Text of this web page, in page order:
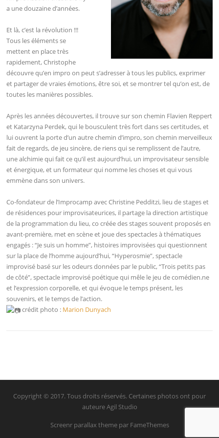
a une douzaine d’années.
Et là, c’est la révolution !!!
Tous les éléments se
mettent en place très
rapidement, Christophe
découvre qu’en impro on peut s’adresser à tous les publics, exprimer
et partager de vraies émotions, être soi, et se montrer tel qu’on est, de
toutes les manières possibles.
Après les années découvertes, il trouve sur son chemin Flavien Reppert
et Katarzyna Perdek, qui le bousculent très fort dans ses certitudes, et
lui ouvrent la porte d’un autre chemin d’impro, son chemin merveilleux
fait de regards, de jeu sincère, de riens qui se remplissent de l’autre,
une alchimie qui fait ce qu’il est aujourd’hui, un improvisateur sensible
et énergique, et un formateur qui nomme les choses et qui vous
emmène dans son univers.
Co-fondateur de l’Improcamp avec Christine Pedditzi, lieu de stages et
de résidences pour improvisateurices, il partage la direction artistique
de la programmation du lieu, co créée des stages souvent proposés en
avant-première, met en scène et joue des spectacles à thématiques
engagés : “Je suis un homme”, histoires improvisées qui questionnent
sur la place de l’homme aujourd’hui, “Hyperosmie”, spectacle
improvisé basé sur les odeurs données par le public, “Trois petits pas
de côté”, spectacle improvisé poétique qui mêle le jeu de comédien.ne
et l’expression corporelle, et qui évoque le temps présent, les
souvenirs, et le temps de l’action.
crédit photo : Marion Dunyach
Copyright © 2017. Tous droits réservés. Certaines photos ont pour
auteureAgil Studio
Screenr parallax themepar FameThemes